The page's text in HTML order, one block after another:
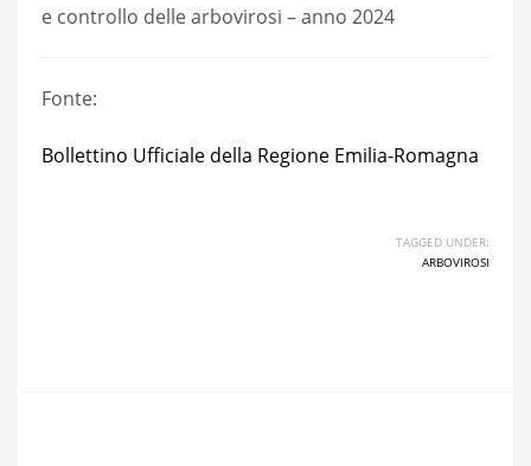
e controllo delle arbovirosi – anno 2024
Fonte:
Bollettino Ufficiale della Regione Emilia-Romagna
TAGGED UNDER:
ARBOVIROSI